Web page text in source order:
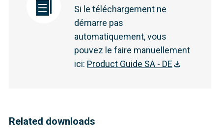
Si le téléchargement ne
démarre pas
automatiquement, vous
pouvez le faire manuellement
ici: Product Guide SA - DE
Related downloads